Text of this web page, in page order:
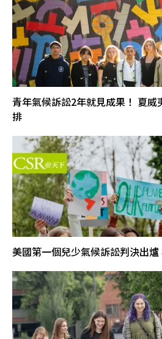
青年氣候訴訟2年就見成果！ 夏
排
美國第一個兒少氣候訴訟判決出